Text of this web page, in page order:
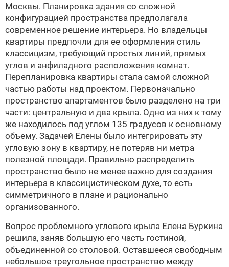
Москвы. Планировка здания со сложной
конфигурацией пространства предполагала
современное решение интерьера. Но владельцы
квартиры предпочли для ее оформления стиль
классицизм, требующий простых линий, прямых
углов и анфиладного расположения комнат.
Перепланировка квартиры стала самой сложной
частью работы над проектом. Первоначально
пространство апартаментов было разделено на три
части: центральную и два крыла. Одно из них к тому
же находилось под углом 135 градусов к основному
объему. Задачей Елены было интегрировать эту
угловую зону в квартиру, не потеряв ни метра
полезной площади. Правильно распределить
пространство было не менее важно для создания
интерьера в классицистическом духе, то есть
симметричного в плане и рационально
организованного.
Вопрос проблемного углового крыла Елена Буркина
решила, заняв большую его часть гостиной,
объединенной со столовой. Оставшееся свободным
небольшое треугольное пространство между